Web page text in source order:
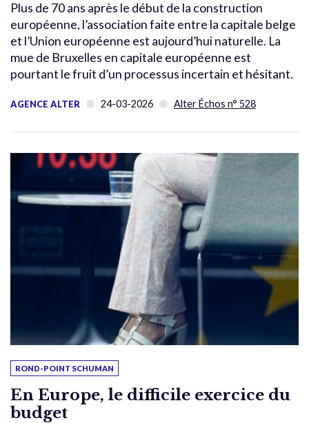
Plus de 70 ans après le début de la construction
européenne, l’association faite entre la capitale belge
et l’Union européenne est aujourd’hui naturelle. La
mue de Bruxelles en capitale européenne est
pourtant le fruit d’un processus incertain et hésitant.
AGENCE ALTER 24-03-2026 Alter Échos n° 528
ROND-POINT SCHUMAN
En Europe, le difficile exercice du
budget